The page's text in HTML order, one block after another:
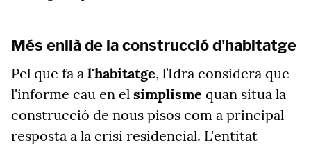
Més enllà de la construcció d'habitatge
Pel que fa a l'habitatge, l’Idra considera que
l'informe cau en el simplisme quan situa la
construcció de nous pisos com a principal
resposta a la crisi residencial. L'entitat